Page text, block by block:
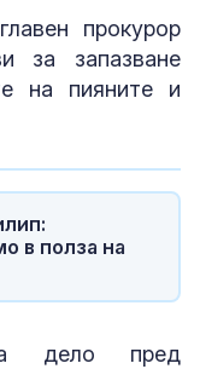
прокурор
за запазване
на пияните и
в полза на
дело пред